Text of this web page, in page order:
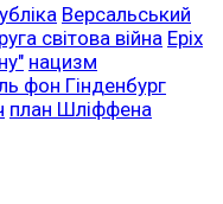
Версальський
світова війна Еріх
нацизм
фон Гінденбург
план Шліффена